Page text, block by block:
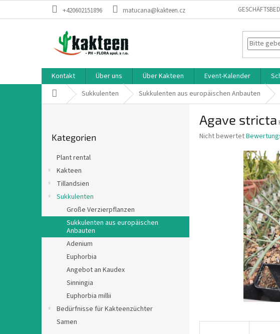
+420602151896 matucana@kakteen.cz
Kontakt Über uns Über Kakteen Event-Kalender
StartseiteSukkulenten Sukkulenten aus europäischen Anbauten
t
überspringen
Kategorien
Plant rental
Kakteen
Tillandsien
Sukkulenten
Große Verzierpflanzen
Sukkulenten aus europäischen
Anbauten
Adenium
Euphorbia
Angebot an Kaudex
Sinningia
Euphorbia millii
Bedürfnisse für Kakteenzüchter
Samen
Agave stricta
Die
Produktbewertung
Nicht bewertet